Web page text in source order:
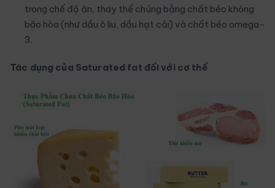
trong chế độ ăn, thay thế chúng bằng chất béo không
bão hòa (như dầu ô liu, dầu hạt cải) và chất béo omega-
3.
Tác dụng của Saturated fat đối với cơ thể